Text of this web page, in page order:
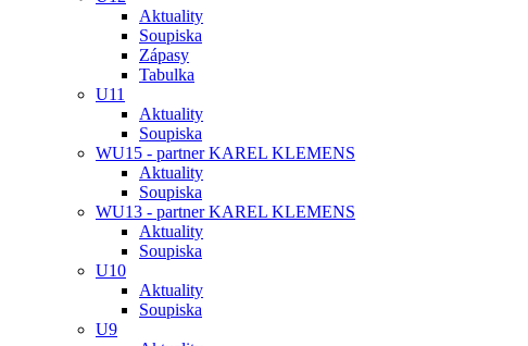
Aktuality
Soupiska
Zápasy
Tabulka
U11
Aktuality
Soupiska
WU15 - partner KAREL KLEMENS
Aktuality
Soupiska
WU13 - partner KAREL KLEMENS
Aktuality
Soupiska
U10
Aktuality
Soupiska
U9